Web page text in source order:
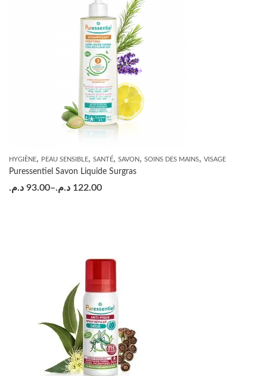
HYGIÈNE, PEAU SENSIBLE, SANTÉ, SAVON, SOINS DES MAINS, VISAGE
Puressentiel Savon Liquide Surgras
93.00 د.م. – 122.00 د.م.